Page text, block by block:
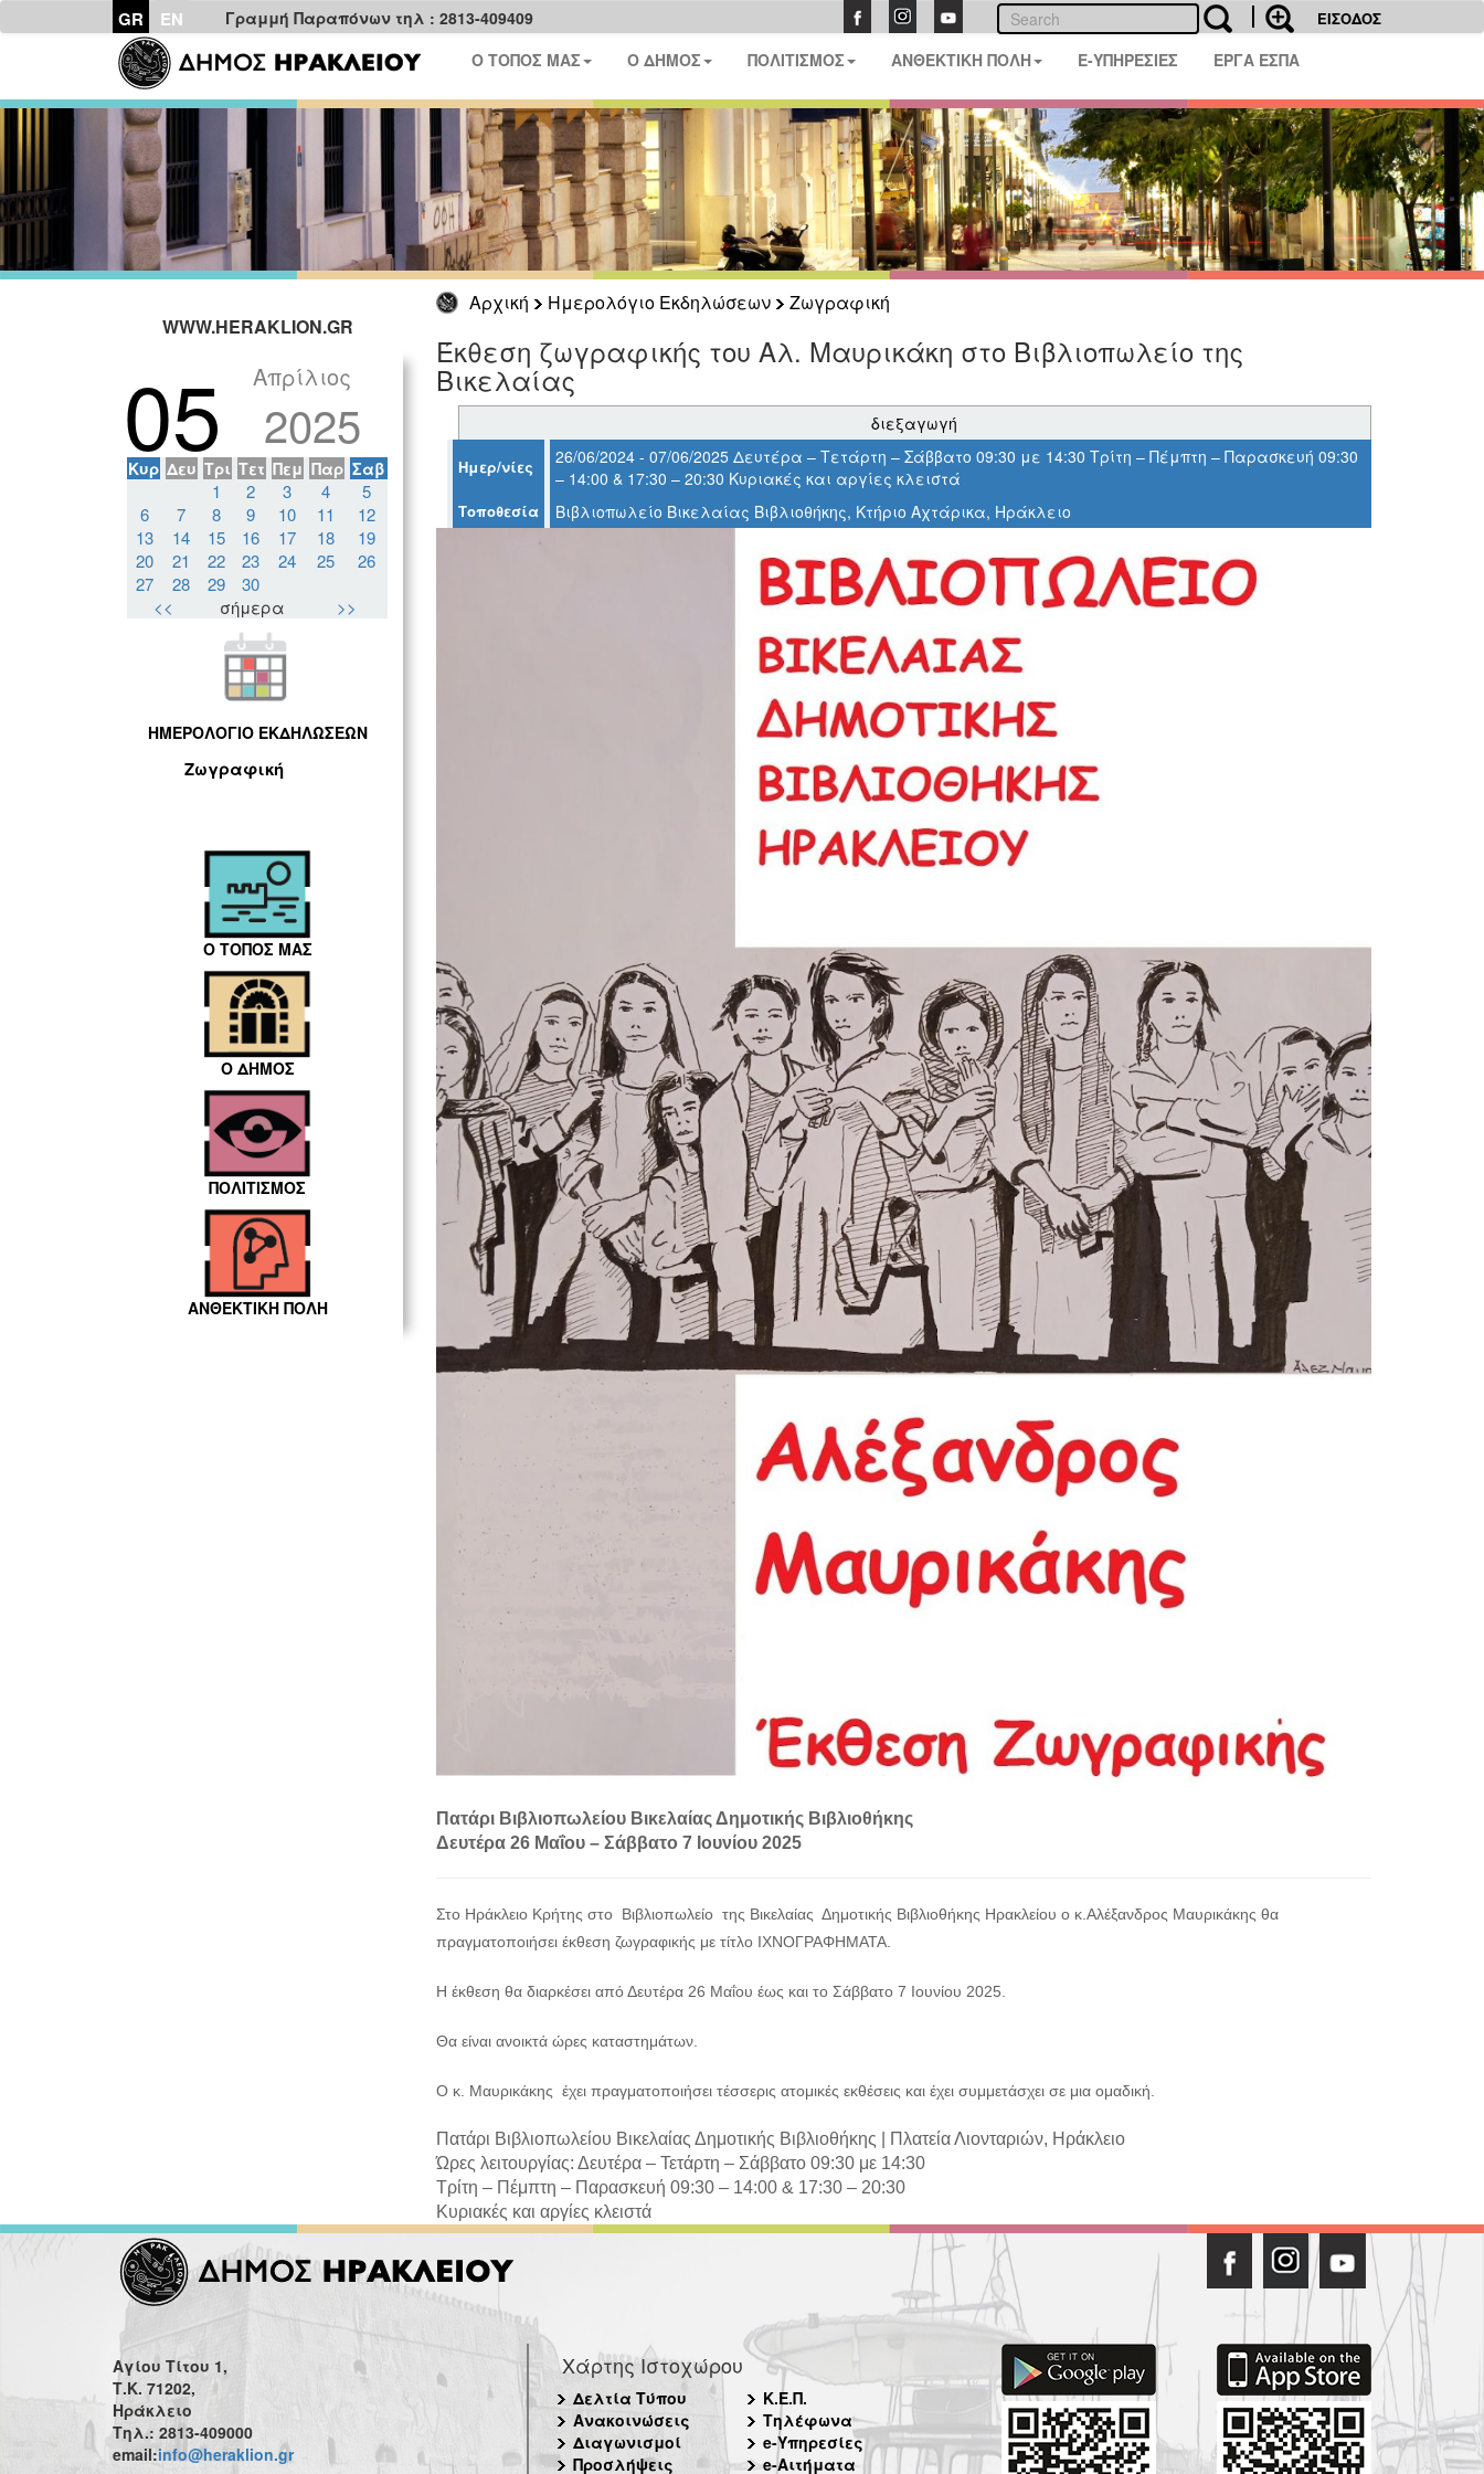
GR EN Γραμμή Παραπόνων τηλ : 2813-409409 ΕΙΣΟΔΟΣ
Ο ΤΟΠΟΣ ΜΑΣ Ο ΔΗΜΟΣ ΠΟΛΙΤΙΣΜΟΣ ΑΝΘΕΚΤΙΚΗ ΠΟΛΗ E-ΥΠΗΡΕΣΙΕΣ ΕΡΓΑ ΕΣΠΑ
Αρχική Ημερολόγιο Εκδηλώσεων
Ζωγραφική
WWW.HERAKLION.GR
05 Απρίλιος
2025
Κυρ Δευ Τρι Τετ Πεμ Παρ Σαβ
1 2 3 4
5
6
7 8 9 10 11
12
13
14 15 16 17 18
19
20
21 22 23 24 25
26
27
28 29
30
<<
σήμερα >>
ΗΜΕΡΟΛΟΓΙΟ ΕΚΔΗΛΩΣΕΩΝ
Ζωγραφική
Ο ΤΟΠΟΣ ΜΑΣ
Ο ΔΗΜΟΣ
ΠΟΛΙΤΙΣΜΟΣ
ΑΝΘΕΚΤΙΚΗ ΠΟΛΗ
Έκθεση ζωγραφικής του Αλ. Μαυρικάκη στο Βιβλιοπωλείο της
Βικελαίας
διεξαγωγή
Ημερ/νίες
26/06/2024 - 07/06/2025 Δευτέρα – Τετάρτη – Σάββατο 09:30 με 14:30 Τρίτη – Πέμπτη – Παρασκευή 09:30
– 14:00 & 17:30 – 20:30 Κυριακές και αργίες κλειστά
Τοποθεσία Βιβλιοπωλείο Βικελαίας Βιβλιοθήκης, Κτήριο Αχτάρικα, Ηράκλειο
Πατάρι Βιβλιοπωλείου Βικελαίας Δημοτικής Βιβλιοθήκης
Δευτέρα 26 Μαΐου – Σάββατο 7 Ιουνίου 2025
Στο Ηράκλειο Κρήτης στο Βιβλιοπωλείο της Βικελαίας Δημοτικής Βιβλιοθήκης Ηρακλείου ο κ.Αλέξανδρος Μαυρικάκης θα
πραγματοποιήσει έκθεση ζωγραφικής με τίτλο ΙΧΝΟΓΡΑΦΗΜΑΤΑ.
Η έκθεση θα διαρκέσει από Δευτέρα 26 Μαΐου έως και το Σάββατο 7 Ιουνίου 2025.
Θα είναι ανοικτά ώρες καταστημάτων.
Ο κ. Μαυρικάκης έχει πραγματοποιήσει τέσσερις ατομικές εκθέσεις και έχει συμμετάσχει σε μια ομαδική.
Πατάρι Βιβλιοπωλείου Βικελαίας Δημοτικής Βιβλιοθήκης |
Πλατεία Λιονταριών, Ηράκλειο
Ώρες λειτουργίας: Δευτέρα – Τετάρτη – Σάββατο 09:30 με 14:30
Τρίτη – Πέμπτη – Παρασκευή 09:30 – 14:00 & 17:30 – 20:30
Κυριακές και αργίες κλειστά
Αγίου Τίτου 1,
Τ.Κ. 71202,
Ηράκλειο
Τηλ.: 2813-409000
email:info@heraklion.gr
Χάρτης Ιστοχώρου
Δελτία Τύπου
Ανακοινώσεις
Διαγωνισμοί
Προσλήψεις
Κ.Ε.Π.
Τηλέφωνα
e-Υπηρεσίες
e-Αιτήματα